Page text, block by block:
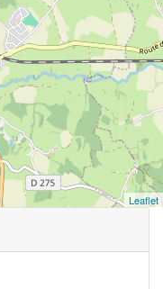
Leaflet